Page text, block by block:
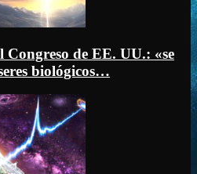
Congreso de EE. UU.: «se
biológicos…